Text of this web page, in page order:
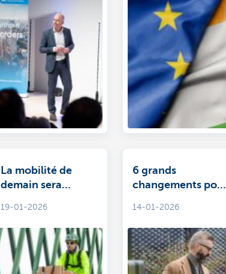
La mobilité de
demain sera
pour les voitures
que pour les vélos
19-01-2026
6 grands
changements pour
société en 2026
14-01-2026